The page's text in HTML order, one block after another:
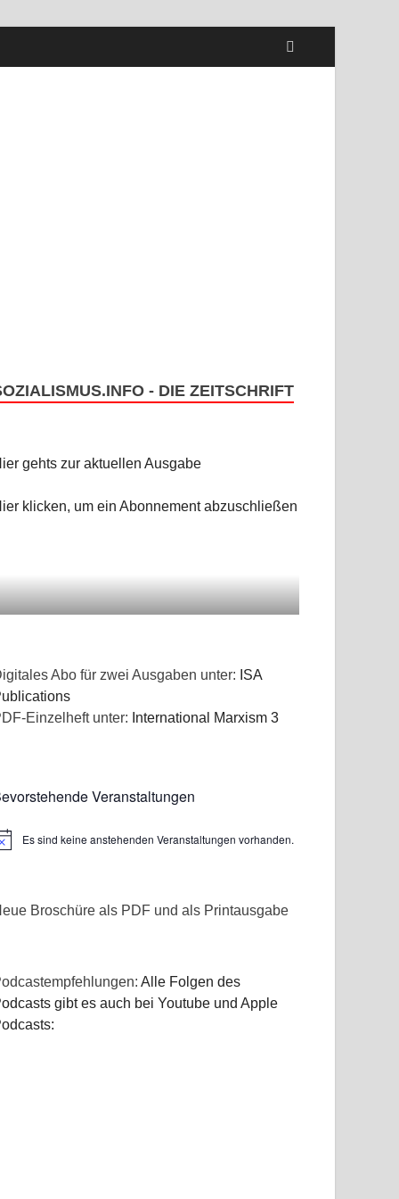
- DIE ZEITSCHRIFT
gehts zur aktuellen Ausgabe
klicken, um ein Abonnement abzuschließen
Abo für zwei Ausgaben unter: ISA
Einzelheft unter: International Marxism 3
Veranstaltungen
Es sind keine anstehenden Veranstaltungen vorhanden.
Broschüre als PDF und als Printausgabe
Alle Folgen des
gibt es auch bei Youtube und Apple